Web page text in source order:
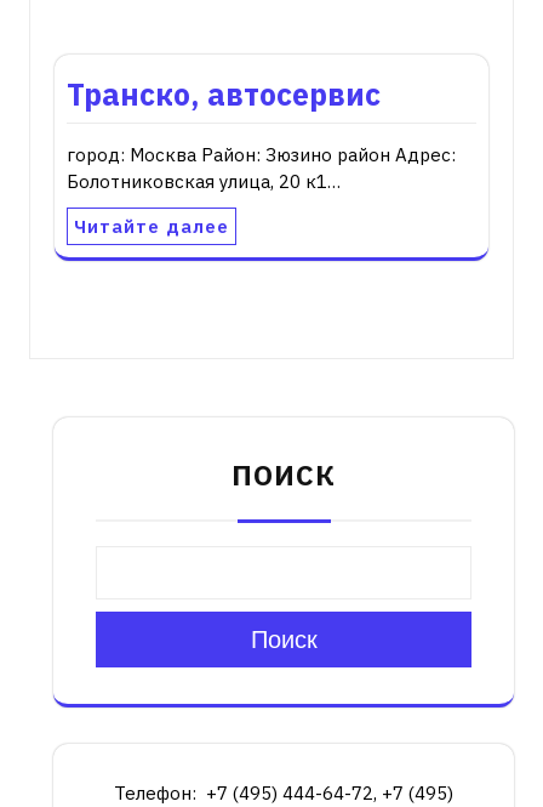
Транско, автосервис
город: Москва Район: Зюзино район Адрес:
Болотниковская улица, 20 к1…
Читайте далее
ПОИСК
Поиск
Телефон: +7 (495) 444-64-72, +7 (495)